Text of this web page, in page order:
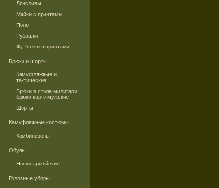
Лонсливы
Майки с принтами
Поло
Рубашки
Футболки с принтами
Брюки и шорты
Камуфляжные и
тактические
Брюки в стиле милитари,
брюки карго мужские
Шорты
Камуфляжные костюмы
Комбинезоны
Обувь
Носки армейские
Головные уборы